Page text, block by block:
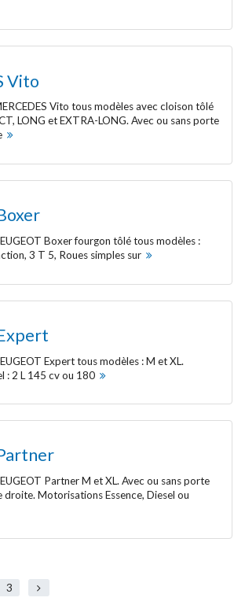
Vito
Vito tous modèles avec cloison tôlé
LONG et EXTRA-LONG. Avec ou sans porte
Boxer fourgon tôlé tous modèles :
3 T 5, Roues simples sur
Expert tous modèles : M et XL.
: 2 L 145 cv ou 180
Partner M et XL. Avec ou sans porte
droite. Motorisations Essence, Diesel ou
3